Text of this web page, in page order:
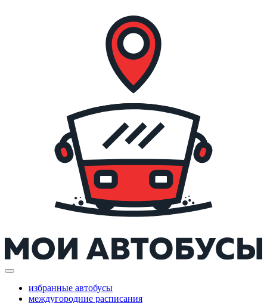
избранные автобусы
междугородние расписания